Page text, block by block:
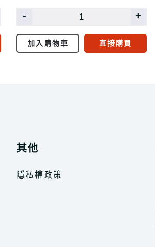
- +
加入購物車 直接購買
其他
隱私權政策